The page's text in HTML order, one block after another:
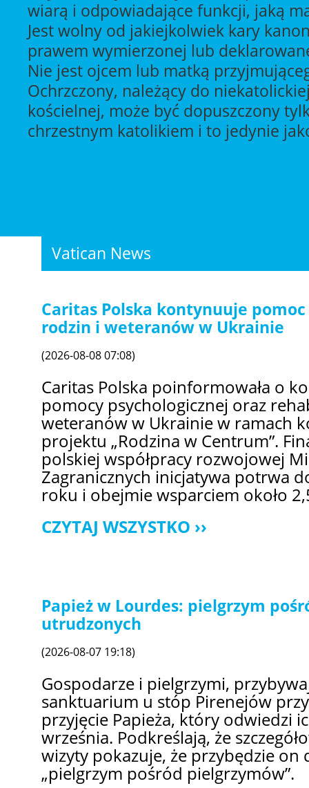
wiarą i odpowiadające funkcji, jaką
Jest wolny od jakiejkolwiek kary
prawem wymierzonej lub
Nie jest ojcem lub matką
Ochrzczony, należący do
kościelnej, może być dopuszczony
chrzestnym katolikiem i to jedynie
Vatican News
Caritas Polska kontynuuje
rodzin i weteranów w Ukrainie
(2026-08-08 07:08)
Caritas Polska poinformowała o
pomocy psychologicznej oraz
weteranów w Ukrainie w ramach
projektu „Rodzina w Centrum”.
polskiej współpracy rozwojowej
Zagranicznych inicjatywa potrwa
roku i obejmie wsparciem około
CZYTAJ WSZYSTKO
Papież w Lourdes: pielgrzym
utrudzonych
(2026-08-07 19:18)
Gospodarze i pielgrzymi,
sanktuarium u stóp Pirenejów
przyjęcie Papieża, który odwiedzi
września. Podkreślają, że
wizyty pokazuje, że przybędzie on
„pielgrzym pośród pielgrzymów”.